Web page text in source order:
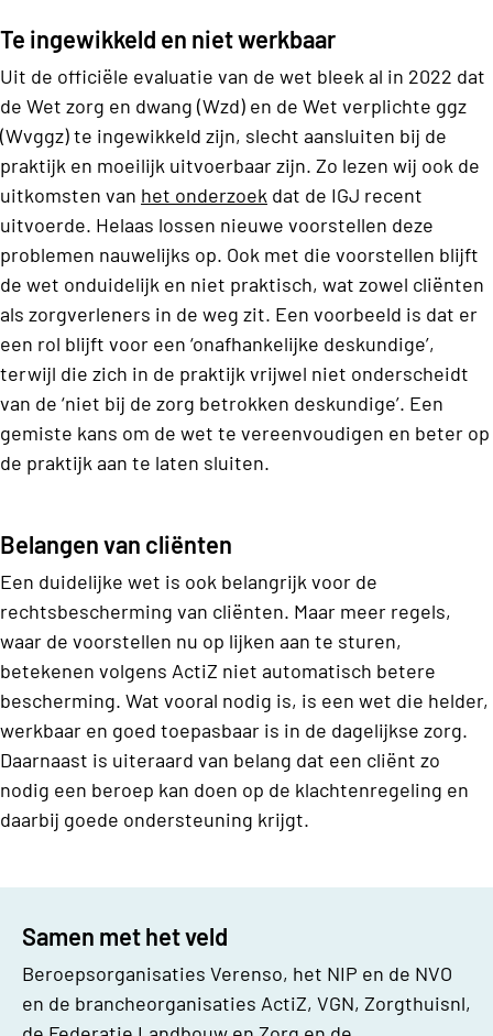
Te ingewikkeld en niet werkbaar
Uit de officiële evaluatie van de wet bleek al in 2022 dat
de Wet zorg en dwang (Wzd) en de Wet verplichte ggz
(Wvggz) te ingewikkeld zijn, slecht aansluiten bij de
praktijk en moeilijk uitvoerbaar zijn. Zo lezen wij ook de
uitkomsten van het onderzoek dat de IGJ recent
uitvoerde. Helaas lossen nieuwe voorstellen deze
problemen nauwelijks op. Ook met die voorstellen blijft
de wet onduidelijk en niet praktisch, wat zowel cliënten
als zorgverleners in de weg zit. Een voorbeeld is dat er
een rol blijft voor een ‘onafhankelijke deskundige’,
terwijl die zich in de praktijk vrijwel niet onderscheidt
van de ‘niet bij de zorg betrokken deskundige’. Een
gemiste kans om de wet te vereenvoudigen en beter op
de praktijk aan te laten sluiten.
Belangen van cliënten
Een duidelijke wet is ook belangrijk voor de
rechtsbescherming van cliënten. Maar meer regels,
waar de voorstellen nu op lijken aan te sturen,
betekenen volgens ActiZ niet automatisch betere
bescherming. Wat vooral nodig is, is een wet die helder,
werkbaar en goed toepasbaar is in de dagelijkse zorg.
Daarnaast is uiteraard van belang dat een cliënt zo
nodig een beroep kan doen op de klachtenregeling en
daarbij goede ondersteuning krijgt.
Samen met het veld
Beroepsorganisaties Verenso, het NIP en de NVO
en de brancheorganisaties ActiZ, VGN, Zorgthuisnl,